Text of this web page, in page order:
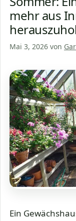
mehr aus
Mai 3, 2026 von
Ein